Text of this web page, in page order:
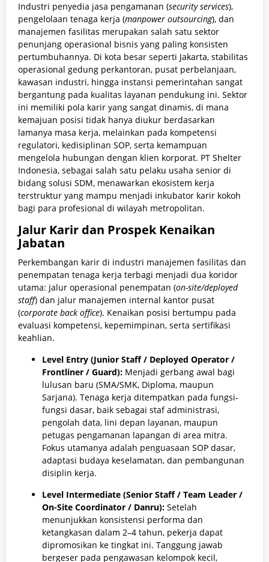
Industri penyedia jasa pengamanan (security services),
pengelolaan tenaga kerja (manpower outsourcing), dan
manajemen fasilitas merupakan salah satu sektor
penunjang operasional bisnis yang paling konsisten
pertumbuhannya. Di kota besar seperti Jakarta, stabilitas
operasional gedung perkantoran, pusat perbelanjaan,
kawasan industri, hingga instansi pemerintahan sangat
bergantung pada kualitas layanan pendukung ini. Sektor
ini memiliki pola karir yang sangat dinamis, di mana
kemajuan posisi tidak hanya diukur berdasarkan
lamanya masa kerja, melainkan pada kompetensi
regulatori, kedisiplinan SOP, serta kemampuan
mengelola hubungan dengan klien korporat. PT Shelter
Indonesia, sebagai salah satu pelaku usaha senior di
bidang solusi SDM, menawarkan ekosistem kerja
terstruktur yang mampu menjadi inkubator karir kokoh
bagi para profesional di wilayah metropolitan.
Jalur Karir dan Prospek Kenaikan
Jabatan
Perkembangan karir di industri manajemen fasilitas dan
penempatan tenaga kerja terbagi menjadi dua koridor
utama: jalur operasional penempatan (on-site/deployed
staff) dan jalur manajemen internal kantor pusat
(corporate back office). Kenaikan posisi bertumpu pada
evaluasi kompetensi, kepemimpinan, serta sertifikasi
keahlian.
Level Entry (Junior Staff / Deployed Operator /
Frontliner / Guard): Menjadi gerbang awal bagi
lulusan baru (SMA/SMK, Diploma, maupun
Sarjana). Tenaga kerja ditempatkan pada fungsi-
fungsi dasar, baik sebagai staf administrasi,
pengolah data, lini depan layanan, maupun
petugas pengamanan lapangan di area mitra.
Fokus utamanya adalah penguasaan SOP dasar,
adaptasi budaya keselamatan, dan pembangunan
disiplin kerja.
Level Intermediate (Senior Staff / Team Leader /
On-Site Coordinator / Danru): Setelah
menunjukkan konsistensi performa dan
ketangkasan dalam 2–4 tahun, pekerja dapat
dipromosikan ke tingkat ini. Tanggung jawab
bergeser pada pengawasan kelompok kecil,